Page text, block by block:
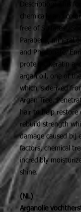
Description: This
chemically and
free of Sulfates ,
Parabens, mineral
and Phosphate.
proteins, keratin
argan oil, one of
which is derived
Argan Tree.
hair to help restore
rebuild strength
damage caused bij
factors, chemical
incredibly
shine.
(NL)
Arganolie